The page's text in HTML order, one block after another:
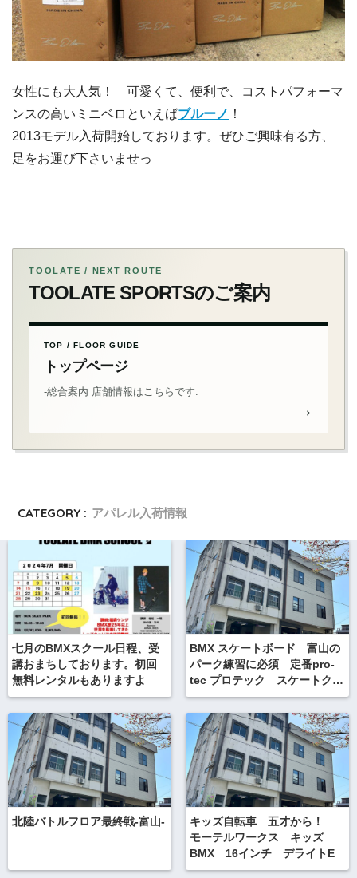
女性にも大人気！ 可愛くて、便利で、コストパフォーマ
ンスの高いミニベロといえばブルーノ ！
2013モデル入荷開始しております。ぜひご興味有る方、
足をお運び下さいませっ
TOOLATE / NEXT ROUTE
TOOLATE SPORTSのご案内
TOP / FLOOR GUIDE
トップページ
-総合案内 店舗情報はこちらです.
→
CATEGORY : アパレル入荷情報
七月のBMXスクール日程、受
講おまちしております。初回
無料レンタルもありますよ
BMX スケートボード 富山の
パーク練習に必須 定番pro-
tec プロテック スケートクラ
シック
北陸バトルフロア最終戦-富山-
キッズ自転車 五才から！
モーテルワークス キッズ
BMX 16インチ デライトE